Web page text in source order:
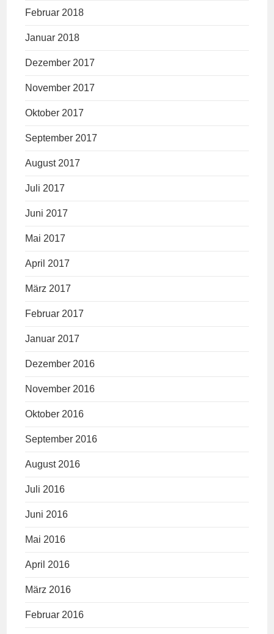
Februar 2018
Januar 2018
Dezember 2017
November 2017
Oktober 2017
September 2017
August 2017
Juli 2017
Juni 2017
Mai 2017
April 2017
März 2017
Februar 2017
Januar 2017
Dezember 2016
November 2016
Oktober 2016
September 2016
August 2016
Juli 2016
Juni 2016
Mai 2016
April 2016
März 2016
Februar 2016